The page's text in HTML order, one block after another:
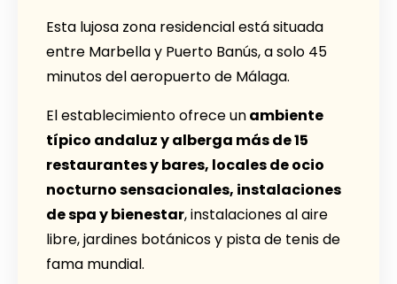
Esta lujosa zona residencial está situada
entre Marbella y Puerto Banús, a solo 45
minutos del aeropuerto de Málaga.
El establecimiento ofrece unambiente
típico andaluz y alberga más de 15
restaurantes y bares, locales de ocio
nocturno sensacionales, instalaciones
de spa y bienestar, instalaciones al aire
libre, jardines botánicos y pista de tenis de
fama mundial.